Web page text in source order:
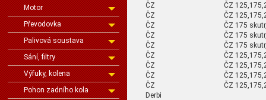
Motor
Převodovka
Palivová soustava
Sání, filtry
Výfuky, kolena
Pohon zadního kola
ČZ
ČZ
ČZ
ČZ
ČZ
ČZ 175
ČZ
ČZ 175
ČZ
ČZ 175
ČZ
ČZ
ČZ
ČZ
ČZ
ČZ
ČZ
ČZ
Derbi